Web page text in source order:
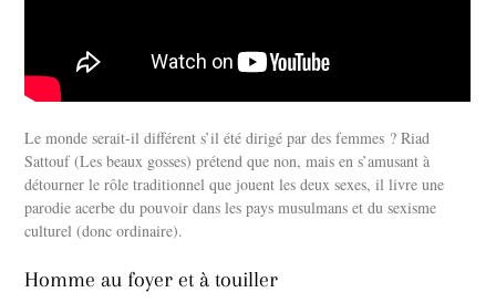
Le monde serait-il différent s’il été dirigé par des femmes ? Riad
Sattouf (Les beaux gosses) prétend que non, mais en s’amusant à
détourner le rôle traditionnel que jouent les deux sexes, il livre une
parodie acerbe du pouvoir dans les pays musulmans et du sexisme
culturel (donc ordinaire).
Homme au foyer et à touiller